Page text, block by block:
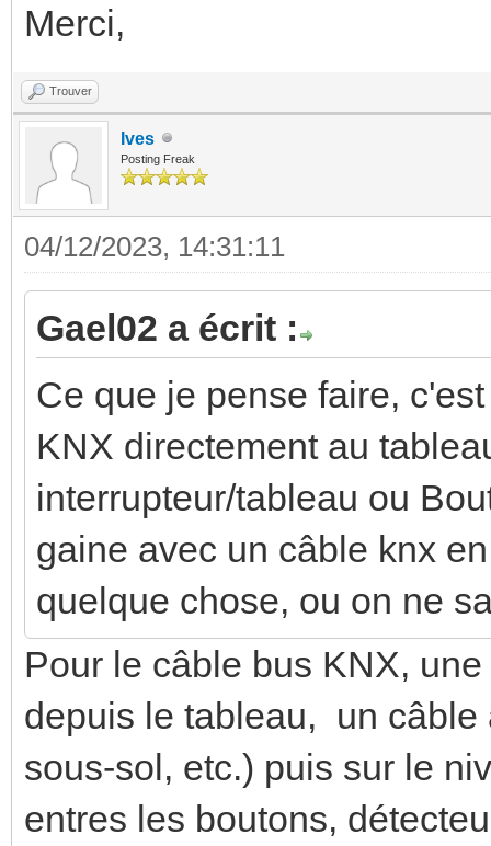
Merci,
Trouver
Ives
Posting Freak
04/12/2023, 14:31:11
Gael02 a écrit :
Ce que je pense faire,
KNX directement au
interrupteur/tableau ou
gaine avec un câble knx
quelque chose, ou on ne
Pour le câble bus KNX,
depuis le tableau, un câble
sous-sol, etc.) puis sur le
entres les boutons,